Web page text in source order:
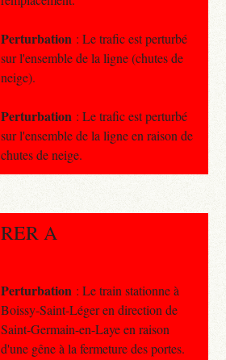
Perturbation : Le trafic est perturbé
sur l'ensemble de la ligne (chutes de
neige).
Perturbation : Le trafic est perturbé
sur l'ensemble de la ligne en raison de
chutes de neige.
RER A
Perturbation : Le train stationne à
Boissy-Saint-Léger en direction de
Saint-Germain-en-Laye en raison
d'une gêne à la fermeture des portes.